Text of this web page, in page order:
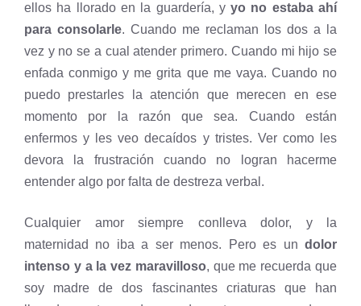
ellos ha llorado en la guardería, yyo no estaba ahí
para consolarle. Cuando me reclaman los dos a la
vez y no se a cual atender primero. Cuando mi hijo se
enfada conmigo y me grita que me vaya. Cuando no
puedo prestarles la atención que merecen en ese
momento por la razón que sea. Cuando están
enfermos y les veo decaídos y tristes. Ver como les
devora la frustración cuando no logran hacerme
entender algo por falta de destreza verbal.
Cualquier amor siempre conlleva dolor, y la
maternidad no iba a ser menos. Pero es un dolor
intenso y a la vez maravilloso, que me recuerda que
soy madre de dos fascinantes criaturas que han